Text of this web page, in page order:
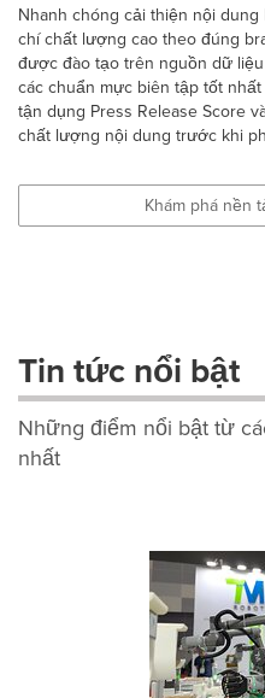
Nhanh chóng cải thiện nội
chí chất lượng cao theo đúng
được đào tạo trên nguồn dữ
các chuẩn mực biên tập tốt
tận dụng Press Release Score
chất lượng nội dung trước khi
Khám phá nền
Tin tức nổi bật
Những điểm nổi bật từ
nhất